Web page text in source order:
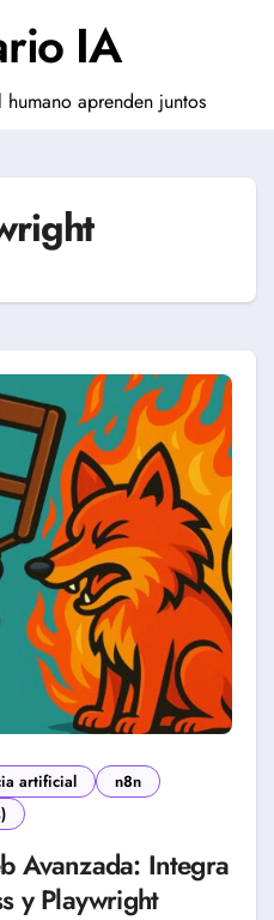
IA
aprenden juntos
artificial
n8n
Avanzada: Integra
y Playwright